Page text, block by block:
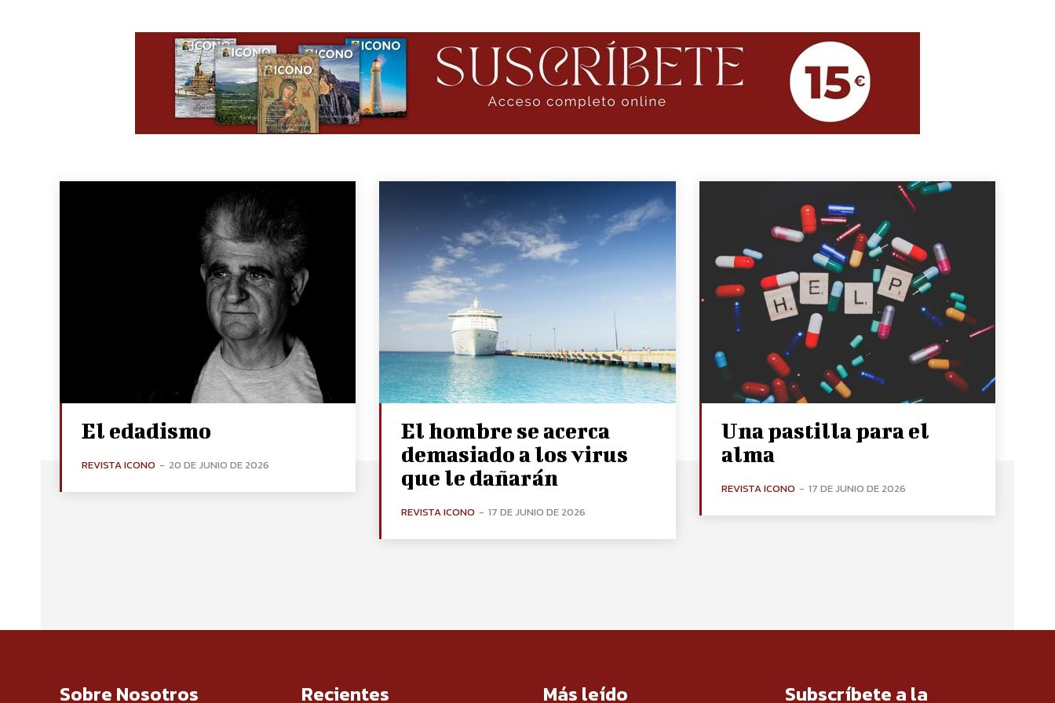
El edadismo
REVISTA ICONO - 20 DE JUNIO DE 2026
El hombre se acerca
demasiado a los virus
que le dañarán
REVISTA ICONO - 17 DE JUNIO DE 2026
Una pastilla para el
alma
REVISTA ICONO - 17 DE JUNIO DE 2026
Sobre Nosotros Recientes Más leído Subscríbete a la